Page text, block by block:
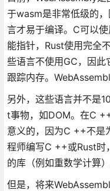
于wasm是非常低级的
言才易于编译。C可以
能指针，Rust使用完全
些语言不使用GC，因
跟踪内存。
另外，这些语言并不是
t事物，如DOM。在C
意义的，因为C ++不是
程师编写C ++或Rust时
的库（例如重数学计算）
但是，将来